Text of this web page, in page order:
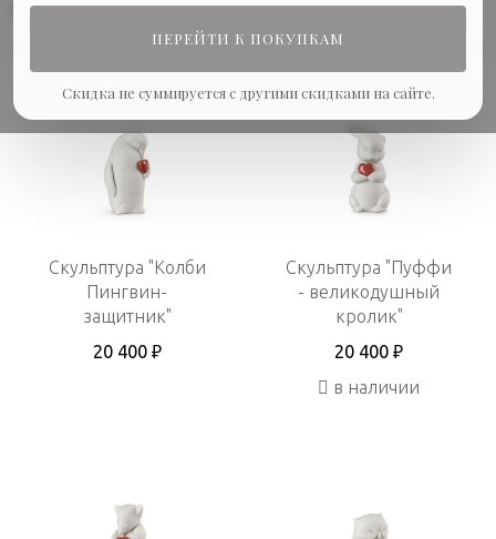
ПЕРЕЙТИ К ПОКУПКАМ
Скидка не суммируется с другими скидками на сайте.
В наличии
Скульптура "Колби
Пингвин-
защитник"
20 400 ₽
Скульптура "Пуффи
- великодушный
кролик"
20 400 ₽
в наличии